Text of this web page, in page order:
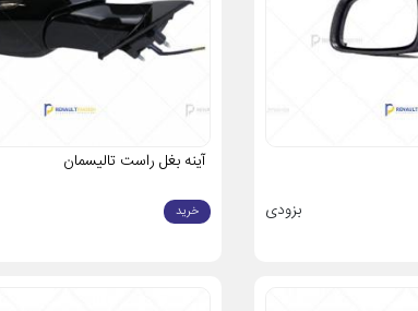
بزودی
آینه بغل راست تالیسمان
خرید